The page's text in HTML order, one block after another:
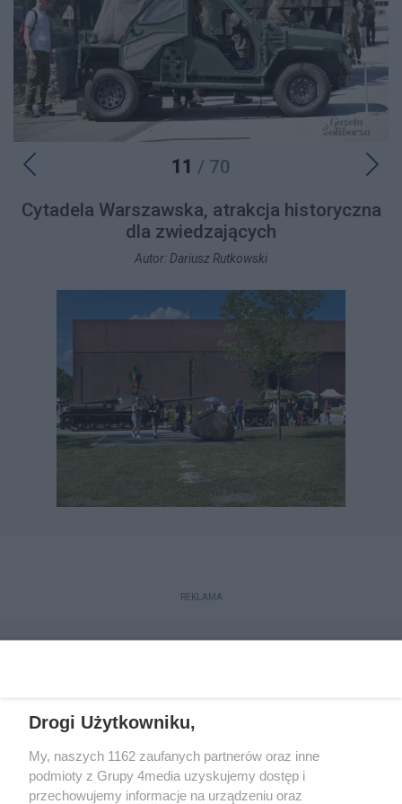
11 / 70
Cytadela Warszawska, atrakcja historyczna
dla zwiedzających
Autor: Dariusz Rutkowski
REKLAMA
Drogi Użytkowniku,
My, naszych 1162 zaufanych partnerów oraz inne
podmioty z Grupy 4media uzyskujemy dostęp i
przechowujemy informacje na urządzeniu oraz